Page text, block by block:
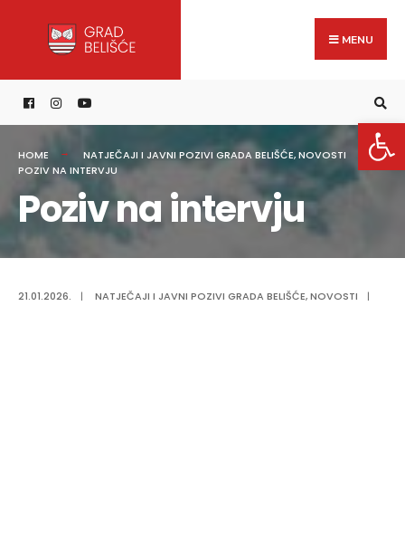
content
MENU
HOME NATJEČAJI I JAVNI POZIVI GRADA BELIŠĆE,NOVOSTI
POZIV NA INTERVJU
Poziv na intervju
21.01.2026. | NATJEČAJI I JAVNI POZIVI GRADA BELIŠĆE,NOVOSTI |
for: